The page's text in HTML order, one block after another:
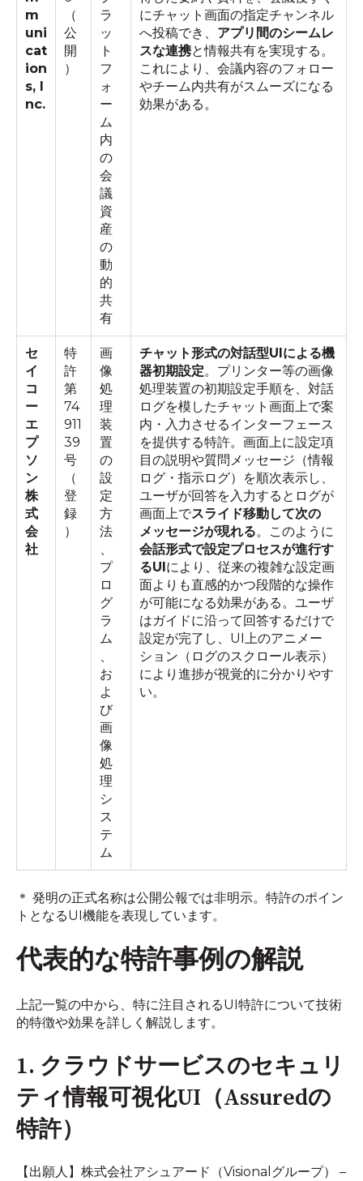
m
uni
cat
ion
s, I
nc.
（
公
開
）
ラ
ッ
ト
フ
ォ
ー
ム
内
の
会
議
資
産
の
動
的
共
有
にチャット画面の指定チャンネル
へ投稿でき、 アプリ間のシームレ
スな連携と情報共有を実現する。
これにより、会議内容のフォロー
やチーム内共有がスムーズになる
効果がある。
セ
イ
コ
ー
エ
プ
ソ
ン
株
式
会
社
特
許
第
74
911
39
号
（
登
録
）
画
像
処
理
装
置
の
設
定
方
法
、
プ
ロ
グ
ラ
ム
、
お
よ
び
画
像
処
理
シ
ス
テ
ム
チャット形式の対話型UIによる機
器初期設定。プリンター等の画像
処理装置の初期設定手順を、対話
ログを模したチャット画面上で案
内・入力させるインターフェース
を提供する特許。画面上に設定項
目の説明や質問メッセージ（情報
ログ・指示ログ）を順次表示し、
ユーザが回答を入力するとログが
画面上でスライド移動して次の
メッセージが現れる。このように
会話形式で設定プロセスが進行す
るUI により、従来の複雑な設定画
面よりも直感的かつ段階的な操作
が可能になる効果がある。ユーザ
はガイドに沿って回答するだけで
設定が完了し、UI上のアニメー
ション（ログのスクロール表示）
により進捗が視覚的に分かりやす
い。
＊ 発明の正式名称は公開公報では非明示。特許のポイン
トとなるUI機能を表現しています。
代表的な特許事例の解説
上記一覧の中から、特に注目されるUI特許について技術
的特徴や効果を詳しく解説します。
1. クラウドサービスのセキュリ
ティ情報可視化UI（Assuredの
特許）
【出願人】株式会社アシュアード（Visionalグループ） –